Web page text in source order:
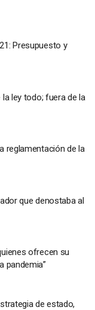
Presupuesto y
ley todo; fuera de la
reglamentación de la
que denostaba al
ofrecen su
pandemia”
de estado,